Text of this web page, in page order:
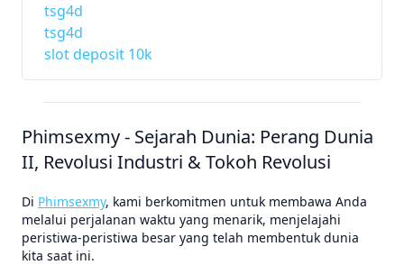
tsg4d
tsg4d
slot deposit 10k
Phimsexmy - Sejarah Dunia: Perang Dunia
II, Revolusi Industri & Tokoh Revolusi
Di Phimsexmy, kami berkomitmen untuk membawa Anda
melalui perjalanan waktu yang menarik, menjelajahi
peristiwa-peristiwa besar yang telah membentuk dunia
kita saat ini.